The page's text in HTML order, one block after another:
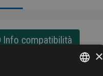
Info compatibilità
×